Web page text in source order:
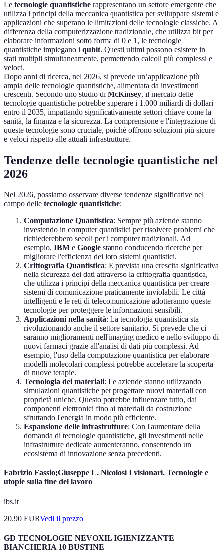
Le tecnologie quantistiche rappresentano un settore emergente che
utilizza i principi della meccanica quantistica per sviluppare sistemi e
applicazioni che superano le limitazioni delle tecnologie classiche. A
differenza della computerizzazione tradizionale, che utilizza bit per
elaborare informazioni sotto forma di 0 e 1, le tecnologie
quantistiche impiegano i qubit. Questi ultimi possono esistere in
stati multipli simultaneamente, permettendo calcoli più complessi e
veloci.
Dopo anni di ricerca, nel 2026, si prevede un’applicazione più
ampia delle tecnologie quantistiche, alimentata da investimenti
crescenti. Secondo uno studio di McKinsey, il mercato delle
tecnologie quantistiche potrebbe superare i 1.000 miliardi di dollari
entro il 2035, impattando significativamente settori chiave come la
sanità, la finanza e la sicurezza. La comprensione e l'integrazione di
queste tecnologie sono cruciale, poiché offrono soluzioni più sicure
e veloci rispetto alle attuali infrastrutture.
Tendenze delle tecnologie quantistiche nel
2026
Nel 2026, possiamo osservare diverse tendenze significative nel
campo delle tecnologie quantistiche:
Computazione Quantistica: Sempre più aziende stanno
investendo in computer quantistici per risolvere problemi che
richiederebbero secoli per i computer tradizionali. Ad
esempio, IBM e Google stanno conducendo ricerche per
migliorare l'efficienza dei loro sistemi quantistici.
Crittografia Quantistica: È prevista una crescita significativa
nella sicurezza dei dati attraverso la crittografia quantistica,
che utilizza i principi della meccanica quantistica per creare
sistemi di comunicazione praticamente inviolabili. Le città
intelligenti e le reti di telecomunicazione adotteranno queste
tecnologie per proteggere le informazioni sensibili.
Applicazioni nella sanità: La tecnologia quantistica sta
rivoluzionando anche il settore sanitario. Si prevede che ci
saranno miglioramenti nell'imaging medico e nello sviluppo di
nuovi farmaci grazie all'analisi di dati più complessi. Ad
esempio, l'uso della computazione quantistica per elaborare
modelli molecolari complessi potrebbe accelerare la scoperta
di nuove terapie.
Tecnologia dei materiali: Le aziende stanno utilizzando
simulazioni quantistiche per progettare nuovi materiali con
proprietà uniche. Questo potrebbe influenzare tutto, dai
componenti elettronici fino ai materiali da costruzione
sfruttando l'energia in modo più efficiente.
Espansione delle infrastrutture: Con l'aumentare della
domanda di tecnologie quantistiche, gli investimenti nelle
infrastrutture dedicate aumenteranno, consentendo un
ecosistema di innovazione senza precedenti.
Fabrizio Fassio;Giuseppe L. Nicolosi I visionari. Tecnologie e
utopie sulla fine del lavoro
ibs.it
20.90 EURVedi il prezzo
GD TECNOLOGIE NEVOXIL IGIENIZZANTE
BIANCHERIA 10 BUSTINE